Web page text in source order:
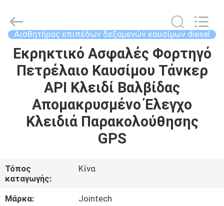
ΣΠΊΤΙ
ΠΡΟΪΌΝΤΑ
ΕΜΦΆΝΙΣΗ
ΠΕΡΊΠΟΥ
ΕΜΕΊΣ
Rights
Reserved.
Αισθητήρας επιπέδων δεξαμενών καυσίμων diesel
Εκρηκτικό Ασφαλές Φορτηγό
Πετρέλαιο Καυσίμου Τάνκερ
API Κλειδί Βαλβίδας
Απομακρυσμένο Έλεγχο
Κλειδιά Παρακολούθησης
GPS
Τόπος
καταγωγής:
Κίνα
Μάρκα:
Jointech